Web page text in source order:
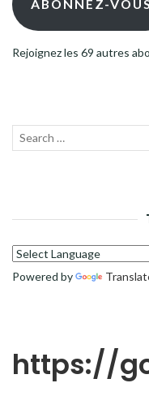
ABONNEZ-VOUS
Rejoignez les 69 autres
Recherche
Powered by
https://